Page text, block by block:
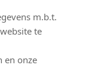
m.b.t.
te
en onze